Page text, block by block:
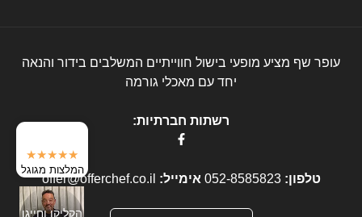
טלפון:052-8585823 אימייל: offer@offerchef.co.il
רשתות חברתיות:
עופר שף מציע מופעי בישול חווייתיים המשלבים בידור והנאה
יחד עם מאכלי גורמה
★★★★★
המלצות מגוגל
הקליקו וחייגו